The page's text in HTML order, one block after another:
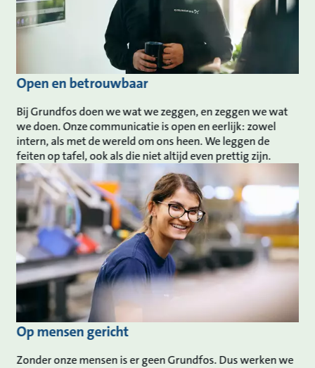
Open en betrouwbaar
Bij Grundfos doen we wat we zeggen, en zeggen we wat
we doen. Onze communicatie is open en eerlijk: zowel
intern, als met de wereld om ons heen. We leggen de
feiten op tafel, ook als die niet altijd even prettig zijn.
Op mensen gericht
Zonder onze mensen is er geen Grundfos. Dus werken we